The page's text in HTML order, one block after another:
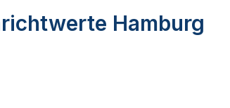
Hamburg